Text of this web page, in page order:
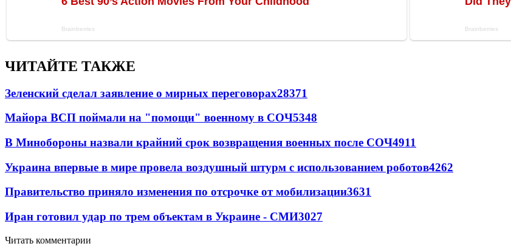
ЧИТАЙТЕ ТАКЖЕ
Зеленский сделал заявление о мирных переговорах28371
Майора ВСП поймали на "помощи" военному в СОЧ5348
В Минобороны назвали крайний срок возвращения военных после СОЧ4911
Украина впервые в мире провела воздушный штурм с использованием роботов4262
Правительство приняло изменения по отсрочке от мобилизации3631
Иран готовил удар по трем объектам в Украине - СМИ3027
Читать комментарии